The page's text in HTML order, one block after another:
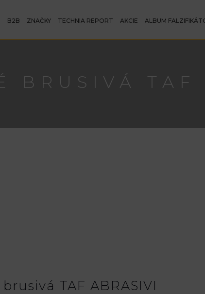
B2B ZNAČKY TECHNIA REPORT AKCIE ALBUM
BRUSIVÁ
TAF ABRASIVI